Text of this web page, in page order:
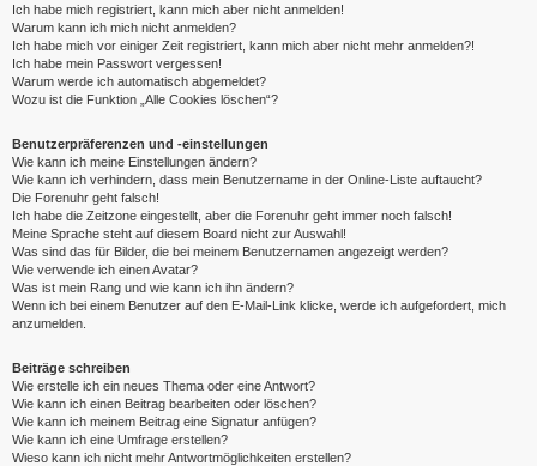
Ich habe mich registriert, kann mich aber nicht anmelden!
Warum kann ich mich nicht anmelden?
Ich habe mich vor einiger Zeit registriert, kann mich aber nicht mehr anmelden?!
Ich habe mein Passwort vergessen!
Warum werde ich automatisch abgemeldet?
Wozu ist die Funktion „Alle Cookies löschen“?
Benutzerpräferenzen und -einstellungen
Wie kann ich meine Einstellungen ändern?
Wie kann ich verhindern, dass mein Benutzername in der Online-Liste auftaucht?
Die Forenuhr geht falsch!
Ich habe die Zeitzone eingestellt, aber die Forenuhr geht immer noch falsch!
Meine Sprache steht auf diesem Board nicht zur Auswahl!
Was sind das für Bilder, die bei meinem Benutzernamen angezeigt werden?
Wie verwende ich einen Avatar?
Was ist mein Rang und wie kann ich ihn ändern?
Wenn ich bei einem Benutzer auf den E-Mail-Link klicke, werde ich aufgefordert, mich
anzumelden.
Beiträge schreiben
Wie erstelle ich ein neues Thema oder eine Antwort?
Wie kann ich einen Beitrag bearbeiten oder löschen?
Wie kann ich meinem Beitrag eine Signatur anfügen?
Wie kann ich eine Umfrage erstellen?
Wieso kann ich nicht mehr Antwortmöglichkeiten erstellen?